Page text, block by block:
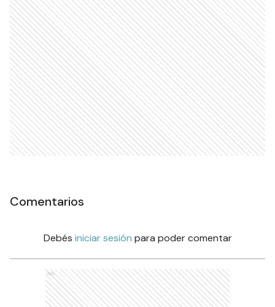
Comentarios
Debés iniciar sesión para poder comentar
Ads